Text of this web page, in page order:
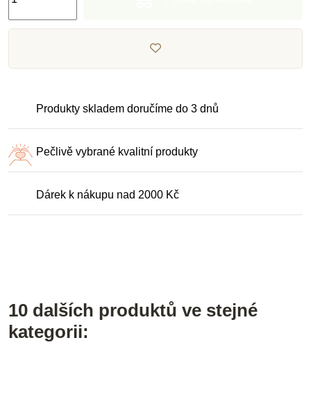
Produkty skladem doručíme do 3 dnů
Pečlivě vybrané kvalitní produkty
Dárek k nákupu nad 2000 Kč
10 dalších produktů ve stejné
kategorii: